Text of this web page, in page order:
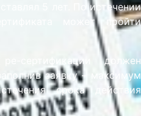
5 лет. По истечении
может пройти
сертификации должен
заявку – максимум
срока действия